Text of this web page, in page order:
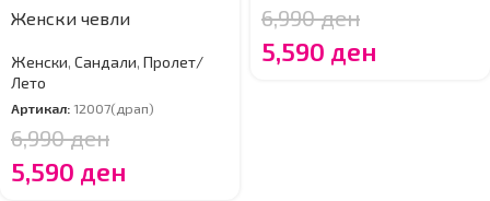
Женски чевли
Женски, Сандали, Пролет/
Лето
Артикал: 12007(драп)
6,990ден
5,590 ден
6,990ден
5,590 ден